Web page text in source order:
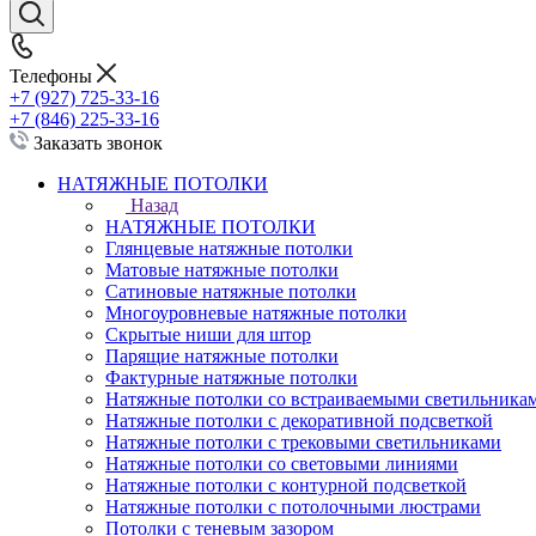
Телефоны
+7 (927) 725-33-16
+7 (846) 225-33-16
Заказать звонок
НАТЯЖНЫЕ ПОТОЛКИ
Назад
НАТЯЖНЫЕ ПОТОЛКИ
Глянцевые натяжные потолки
Матовые натяжные потолки
Сатиновые натяжные потолки
Многоуровневые натяжные потолки
Скрытые ниши для штор
Парящие натяжные потолки
Фактурные натяжные потолки
Натяжные потолки со встраиваемыми
Натяжные потолки с декоративной подсветкой
Натяжные потолки с трековыми светильниками
Натяжные потолки со световыми линиями
Натяжные потолки с контурной подсветкой
Натяжные потолки с потолочными люстрами
Потолки с теневым зазором